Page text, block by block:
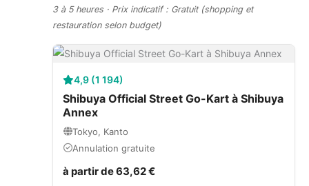
3 à 5 heures · Prix indicatif : Gratuit (shopping et
restauration selon budget)
4,9 (1 194)
Shibuya Official Street Go-Kart à Shibuya
Annex
Tokyo, Kanto
Annulation gratuite
à partir de 63,62 €